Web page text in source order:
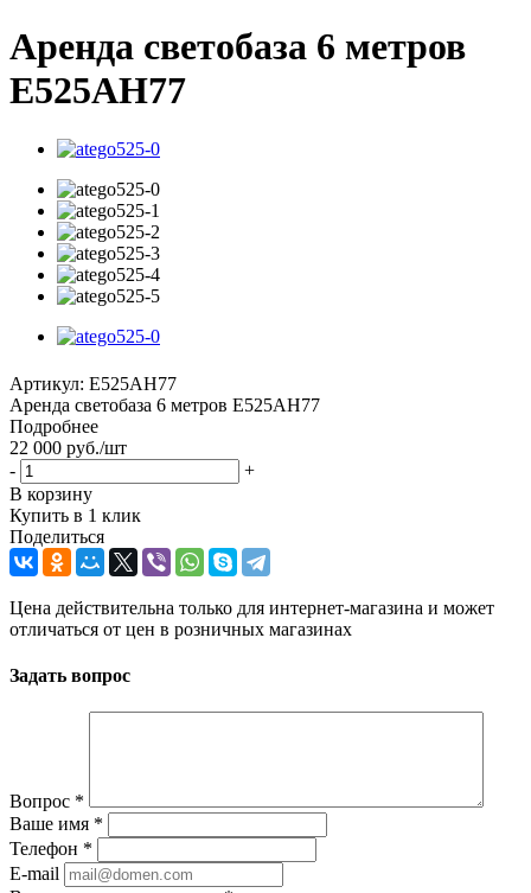
Аренда светобаза 6 метров
Е525АН77
Артикул: Е525АН77
Аренда светобаза 6 метров Е525АН77
Подробнее
22 000 руб./шт
-
+
В корзину
Купить в 1 клик
Поделиться
Цена действительна только для интернет-магазина и может
отличаться от цен в розничных магазинах
Задать вопрос
Вопрос *
Ваше имя *
Телефон *
E-mail